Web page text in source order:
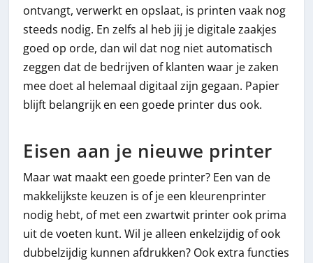
ontvangt, verwerkt en opslaat, is printen vaak nog
steeds nodig. En zelfs al heb jij je digitale zaakjes
goed op orde, dan wil dat nog niet automatisch
zeggen dat de bedrijven of klanten waar je zaken
mee doet al helemaal digitaal zijn gegaan. Papier
blijft belangrijk en een goede printer dus ook.
Eisen aan je nieuwe printer
Maar wat maakt een goede printer? Een van de
makkelijkste keuzen is of je een kleurenprinter
nodig hebt, of met een zwartwit printer ook prima
uit de voeten kunt. Wil je alleen enkelzijdig of ook
dubbelzijdig kunnen afdrukken? Ook extra functies